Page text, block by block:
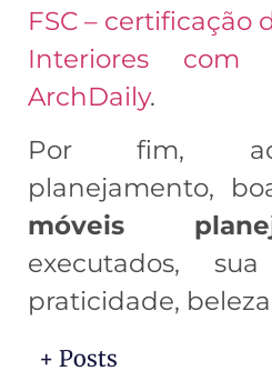
FSC – certificação
Interiores com
ArchDaily.
Por fim, ao
planejamento,
móveis
executados,
praticidade,
+ Posts